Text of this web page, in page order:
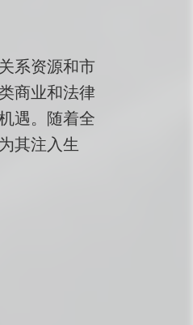
系资源和市
商业和法律
遇。随着全
其注入生